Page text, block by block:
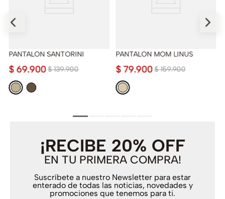
PANTALON SANTORINI
$ 139.900
$ 69.900
PANTALON MOM LINUS
$ 159.900
$ 79.900
¡RECIBE 20% OFF
EN TU PRIMERA COMPRA!
Suscríbete a nuestro Newsletter para estar
enterado de todas las noticias, novedades y
promociones que tenemos para ti.